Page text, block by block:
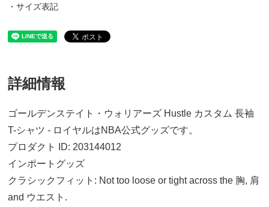
・サイズ表記
詳細情報
ゴールデンステイト・ウォリアーズ Hustle カスタム 長袖
T-シャツ - ロイヤルはNBA公式グッズです。
プロダクト ID: 203144012
インポートグッズ
クラシックフィット: Not too loose or tight across the 胸, 肩
and ウエスト.
S
13,790円(税込)
M
13,790円(税込)